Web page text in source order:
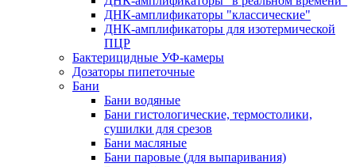
ДНК-амплификаторы "классические"
ДНК-амплификаторы для изотермической
ПЦР
Бактерицидные УФ-камеры
Дозаторы пипеточные
Бани
Бани водяные
Бани гистологические, термостолики,
сушилки для срезов
Бани масляные
Бани паровые (для выпаривания)